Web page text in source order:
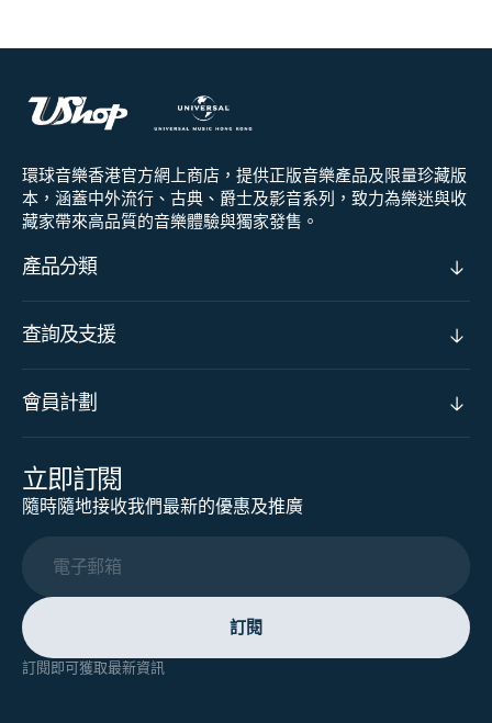
環球音樂香港官方網上商店，提供正版音樂產品及限量珍藏版
本，涵蓋中外流行、古典、爵士及影音系列，致力為樂迷與收
藏家帶來高品質的音樂體驗與獨家發售。
產品分類
查詢及支援
會員計劃
立即訂閱
隨時隨地接收我們最新的優惠及推廣
電子郵箱
訂閱
訂閱即可獲取最新資訊